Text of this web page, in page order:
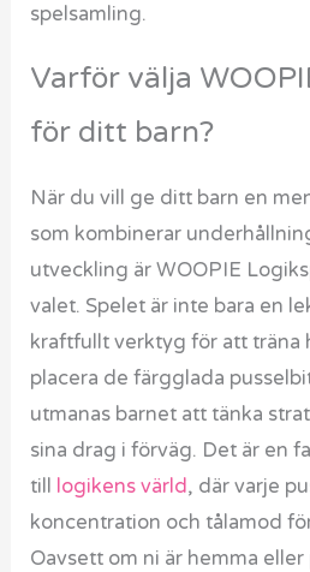
spelsamling.
Varför välja
för ditt barn?
När du vill ge ditt barn en
som kombinerar
utveckling är WOOPIE
valet. Spelet är inte bara en
kraftfullt verktyg för att träna
placera de färgglada
utmanas barnet att tänka
sina drag i förväg. Det är en
till logikens värld, där varje
koncentration och tålamod
Oavsett om ni är hemma